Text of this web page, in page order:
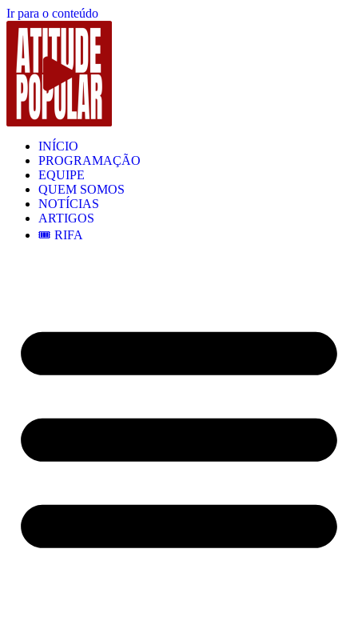
Ir para o conteúdo
INÍCIO
PROGRAMAÇÃO
EQUIPE
QUEM SOMOS
NOTÍCIAS
ARTIGOS
🎟️ RIFA